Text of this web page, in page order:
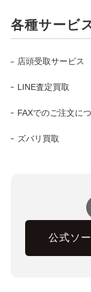
各種サービ
店頭受取サービス
LINE査定買取
FAXでのご注文に
ズバリ買取
公式ソ